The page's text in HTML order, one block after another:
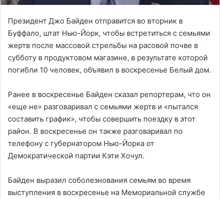
Президент Джо Байден отправится во вторник в
Буффало, штат Нью-Йорк, чтобы встретиться с семьями
жертв после массовой стрельбы на расовой почве в
субботу в продуктовом магазине, в результате которой
погибли 10 человек, объявил в воскресенье Белый дом.
Ранее в воскресенье Байден сказал репортерам, что он
«еще не» разговаривал с семьями жертв и «пытался
составить график», чтобы совершить поездку в этот
район. В воскресенье он также разговаривал по
телефону с губернатором Нью-Йорка от
Демократической партии Кэти Хочул.
Байден выразил соболезнования семьям во время
выступления в воскресенье на Мемориальной службе